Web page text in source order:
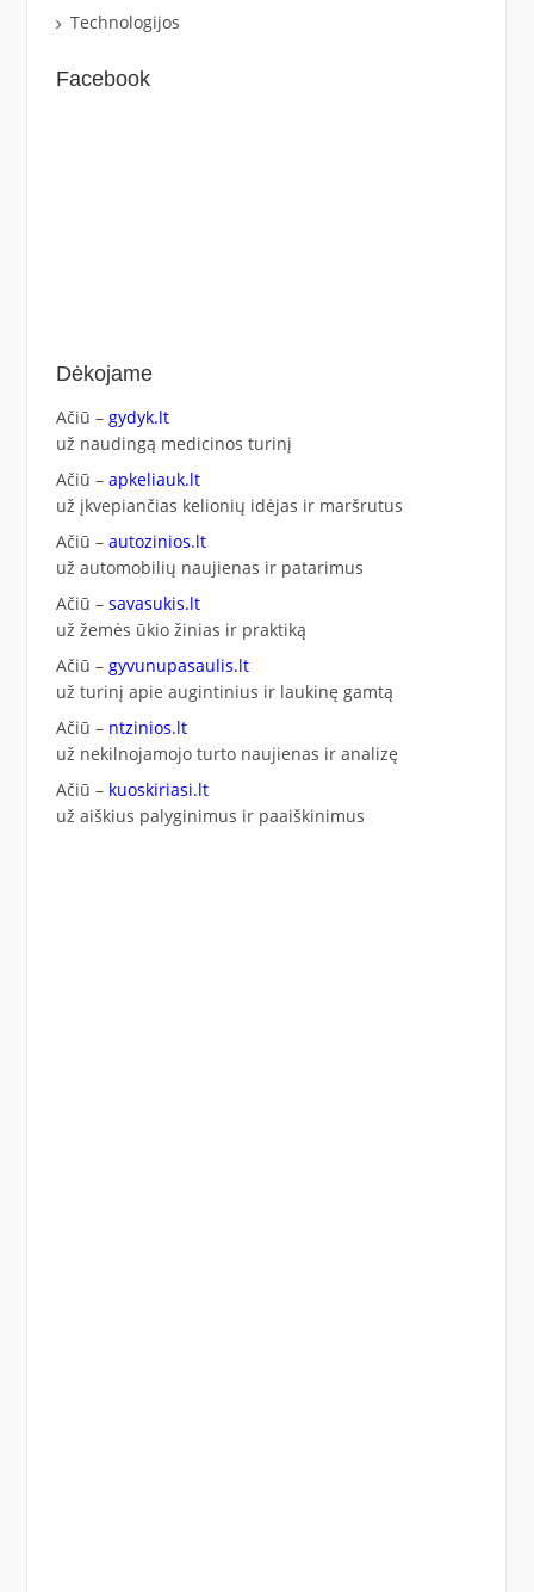
Technologijos
Facebook
Dėkojame
Ačiū – gydyk.lt
už naudingą medicinos turinį
Ačiū – apkeliauk.lt
už įkvepiančias kelionių idėjas ir maršrutus
Ačiū – autozinios.lt
už automobilių naujienas ir patarimus
Ačiū – savasukis.lt
už žemės ūkio žinias ir praktiką
Ačiū – gyvunupasaulis.lt
už turinį apie augintinius ir laukinę gamtą
Ačiū – ntzinios.lt
už nekilnojamojo turto naujienas ir analizę
Ačiū – kuoskiriasi.lt
už aiškius palyginimus ir paaiškinimus